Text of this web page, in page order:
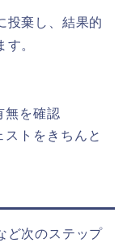
投棄し、結果的
。
無を確認
トをきちんと
ど次のステップ